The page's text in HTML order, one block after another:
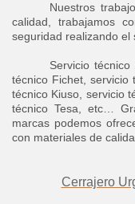
Nuestros
calidad, trabajamos
seguridad realizando el
Servicio
técnico Fichet, servicio
técnico Kiuso, servicio
técnico Tesa, etc…
marcas podemos
con materiales de
Cerrajero